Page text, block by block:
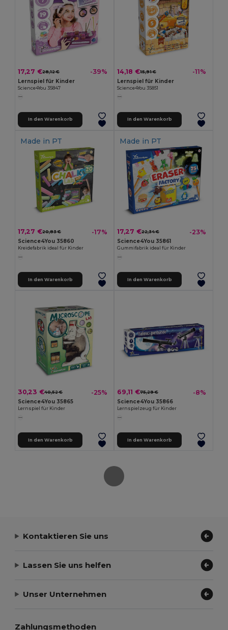
17,27 €28,12 € -39%
Lernspiel für Kinder
Science4You 35847
In den Warenkorb
14,18 €15,91 € -11%
Lernspiel für Kinder
Science4You 35851
In den Warenkorb
Made in PT
17,27 €20,83 € -17%
Science4You 35860
Kreidefabrik ideal für Kinder
In den Warenkorb
Made in PT
17,27 €22,34 € -23%
Science4You 35861
Gummifabrik ideal für Kinder
In den Warenkorb
30,23 €40,52 € -25%
Science4You 35865
Lernspiel für Kinder
In den Warenkorb
69,11 €75,29 € -8%
Science4You 35866
Lernspielzeug für Kinder
In den Warenkorb
Kontaktieren Sie uns
Lassen Sie uns helfen
Unser Unternehmen
Zahlungsmethoden